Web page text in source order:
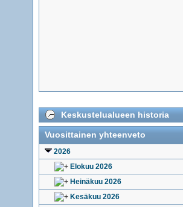
Keskustelualueen historia
Vuosittainen yhteenveto
2026
Elokuu 2026
Heinäkuu 2026
Kesäkuu 2026